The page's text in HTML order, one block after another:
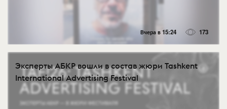
Вчера в 15:24 173
Эксперты АБКР вошли в состав жюри Tashkent
International Advertising Festival